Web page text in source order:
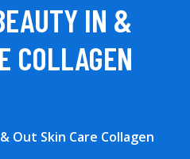
IN &
COLLAGEN
Out Skin Care Collagen